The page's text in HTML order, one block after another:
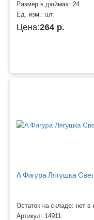
Размер в дюймах: 24
Ед. изм.: шт.
Цена:264 р.
A Фигура Лягушка
Остаток на складе: нет в
Артикул: 14911